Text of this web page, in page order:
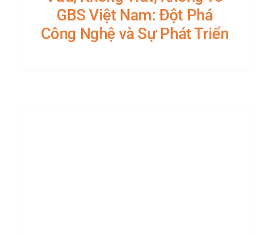
GBS Việt Nam: Đột Phá
Công Nghệ và Sự Phát Triển